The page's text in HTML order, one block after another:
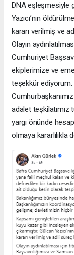
DNA eşleşmesiyle
Yazıcı’nın
kararı verilmiş ve
Olayın
Cumhuriyet
ekiplerimize ve
teşekkür ediyorum.
adalet
yargı önünde
olmaya kararlılıkla